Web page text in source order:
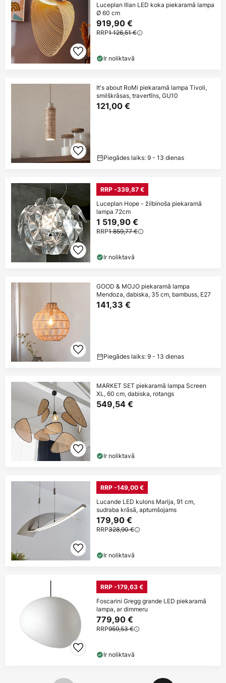
Luceplan Illan LED koka piekaramā lampa
Ø 60 cm
919,90 €
RRP1 126,51 €
Ir noliktavā
It's about RoMi piekaramā lampa Tivoli,
smilškrāsas, travertīns, GU10
121,00 €
Piegādes laiks: 9 - 13 dienas
RRP -339,87 €
Luceplan Hope - žilbinoša piekaramā
lampa 72cm
1 519,90 €
RRP1 859,77 €
Ir noliktavā
GOOD & MOJO piekaramā lampa
Mendoza, dabiska, 35 cm, bambuss, E27
141,33 €
Piegādes laiks: 9 - 13 dienas
MARKET SET piekaramā lampa Screen
XL, 60 cm, dabiska, rotangs
549,54 €
Ir noliktavā
RRP -149,00 €
Lucande LED kulons Marija, 91 cm,
sudraba krāsā, aptumšojams
179,90 €
RRP328,90 €
Ir noliktavā
RRP -179,63 €
Foscarini Gregg grande LED piekaramā
lampa, ar dimmeru
779,90 €
RRP959,53 €
Ir noliktavā